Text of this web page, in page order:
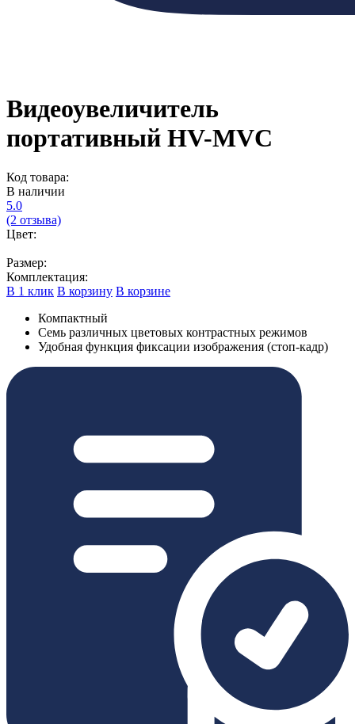
Видеоувеличитель
портативный HV-MVC
Код товара:
В наличии
5.0
(2 отзыва)
Цвет:
Размер:
Комплектация:
В 1 клик В корзину В корзине
Компактный
Семь различных цветовых контрастных режимов
Удобная функция фиксации изображения (стоп-кадр)